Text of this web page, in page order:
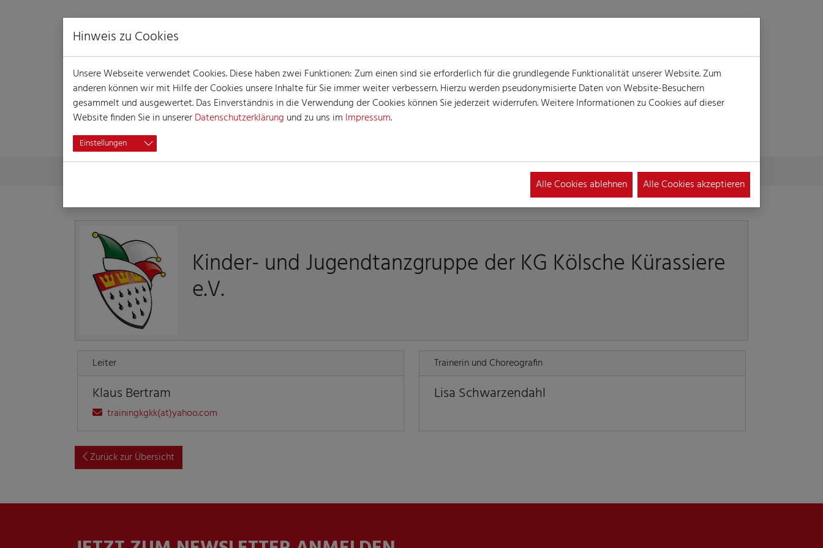
DETAILLIERTE INFORMATIONEN
Skip to main contentYou are here:
Kinder- und Jugendtanzgruppe der KG Kölsche Kürassiere
e.V.
Leiter
Klaus Bertram
trainingkgkk(at)yahoo.com
Trainerin und Choreografin
Lisa Schwarzendahl
Zurück zur Übersicht
Hinweis zu Cookies
Unsere Webseite verwendet Cookies. Diese haben zwei Funktionen: Zum einen sind sie erforderlich für die grundlegende Funktionalität unserer Website. Zum
anderen können wir mit Hilfe der Cookies unsere Inhalte für Sie immer weiter verbessern. Hierzu werden pseudonymisierte Daten von Website-Besuchern
gesammelt und ausgewertet. Das Einverständnis in die Verwendung der Cookies können Sie jederzeit widerrufen. Weitere Informationen zu Cookies auf dieser
Website finden Sie in unsererDatenschutzerklärung und zu uns im Impressum.
Einstellungen
Alle Cookies ablehnen Alle Cookies akzeptieren